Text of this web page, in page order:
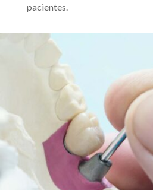
pacientes.